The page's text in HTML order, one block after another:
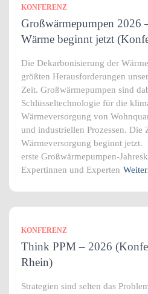
KONFERENZ
Großwärmepumpen 2026
Wärme beginnt jetzt
Die Dekarbonisierung der
größten Herausforderungen
Zeit. Großwärmepumpen sind
Schlüsseltechnologie für die
Wärmeversorgung von
und industriellen Prozessen. Die
Wärmeversorgung beginnt jetzt.
erste Großwärmepumpen-
Expertinnen und Experten
KONFERENZ
Think PPM – 2026
Rhein)
Strategien sind selten das